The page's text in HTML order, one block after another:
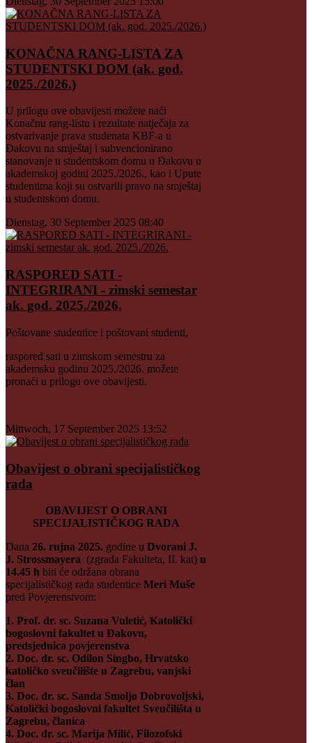
KONAČNA RANG-LISTA ZA
STUDENTSKI DOM (ak. god.
2025./2026.)
U prilogu ove obavijesti možete naći
Konačnu rang-listu i rezultate natječaja za
ostvarivanje prava studenata KBF-a u
Đakovu na smještaj i subvencionirano
stanovanje u studentskom domu u Đakovu u
akademskoj godini 2025./2026., kao i Upute
studentima koji su ostvarili pravo na smještaj
u studentskom domu.
Dienstag, 30 September 2025 08:40
RASPORED SATI -
INTEGRIRANI - zimski semestar
ak. god. 2025./2026.
Poštovane studentice i poštovani studenti,
raspored sati u zimskom semestru za
akademsku godinu 2025./2026. možete
pronaći u prilogu ove obavijesti.
Mittwoch, 17 September 2025 13:52
Obavijest o obrani specijalističkog
rada
OBAVIJEST O OBRANI
SPECIJALISTIČKOG RADA
Dana 26. rujna 2025. godine u Dvorani J.
J. Strossmayera (zgrada Fakulteta, II. kat) u
14.45 h biti će održana obrana
specijalističkog rada studentice Meri Muše
pred Povjerenstvom:
1. Prof. dr. sc. Suzana Vuletić, Katolički
bogoslovni fakultet u Đakovu,
predsjednica povjerenstva
2. Doc. dr. sc. Odilon Singbo, Hrvatsko
katoličko sveučilište u Zagrebu, vanjski
član
3. Doc. dr. sc. Sanda Smoljo Dobrovoljski,
Katolički bogoslovni fakultet Sveučilišta u
Zagrebu, članica
4. Doc. dr. sc. Marija Milić, Filozofski